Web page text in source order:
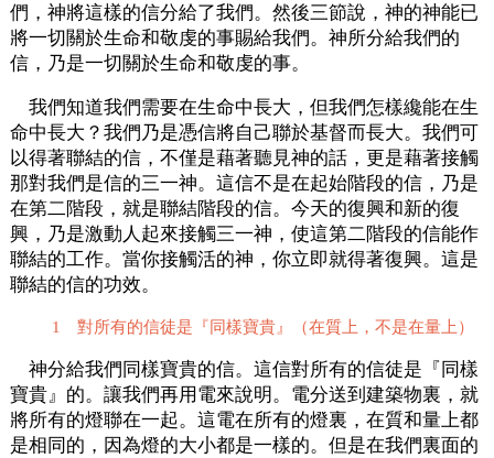
們，神將這樣的信分給了我們。然後三節說，神的神能已
將一切關於生命和敬虔的事賜給我們。神所分給我們的
信，乃是一切關於生命和敬虔的事。
我們知道我們需要在生命中長大，但我們怎樣纔能在生
命中長大？我們乃是憑信將自己聯於基督而長大。我們可
以得著聯結的信，不僅是藉著聽見神的話，更是藉著接觸
那對我們是信的三一神。這信不是在起始階段的信，乃是
在第二階段，就是聯結階段的信。今天的復興和新的復
興，乃是激動人起來接觸三一神，使這第二階段的信能作
聯結的工作。當你接觸活的神，你立即就得著復興。這是
聯結的信的功效。
1 對所有的信徒是『同樣寶貴』（在質上，不是在量上）
神分給我們同樣寶貴的信。這信對所有的信徒是『同樣
寶貴』的。讓我們再用電來說明。電分送到建築物裏，就
將所有的燈聯在一起。這電在所有的燈裏，在質和量上都
是相同的，因為燈的大小都是一樣的。但是在我們裏面的